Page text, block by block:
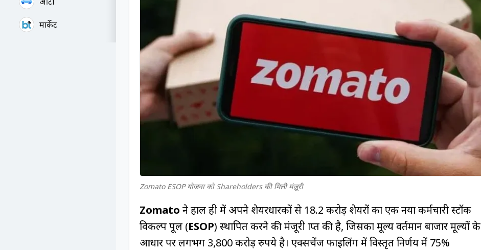
मार्केट
Zomato ESOP योजना को Shareholders की मिली मंज़ूरी
Zomato ने हाल ही में अपने शेयरधारकों से 18.2 करोड़ शेयरों का एक नया कर्मचारी स्टॉक
विकल्प पूल (ESOP) स्थापित करने की मंजूरी प्राप्त की है, जिसका मूल्य वर्तमान बाजार मूल्यों के
आधार पर लगभग 3,800 करोड़ रुपये है। एक्सचेंज फाइलिंग में विस्तृत निर्णय में 75%